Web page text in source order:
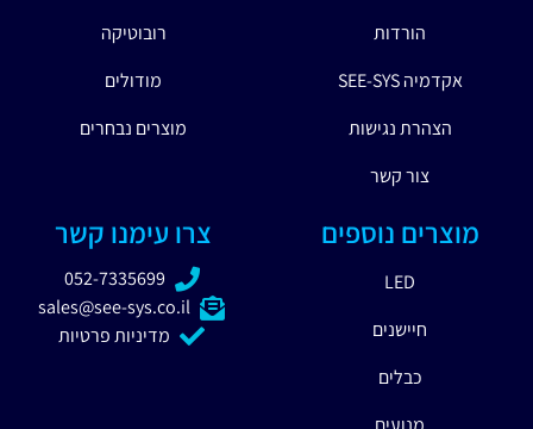
הורדות
אקדמיה SEE-SYS
הצהרת נגישות
צור קשר
רובוטיקה
מודולים
מוצרים נבחרים
מוצרים נוספים
LED
חיישנים
כבלים
צרו עימנו קשר
052-7335699
sales@see-sys.co.il
מדיניות פרטיות